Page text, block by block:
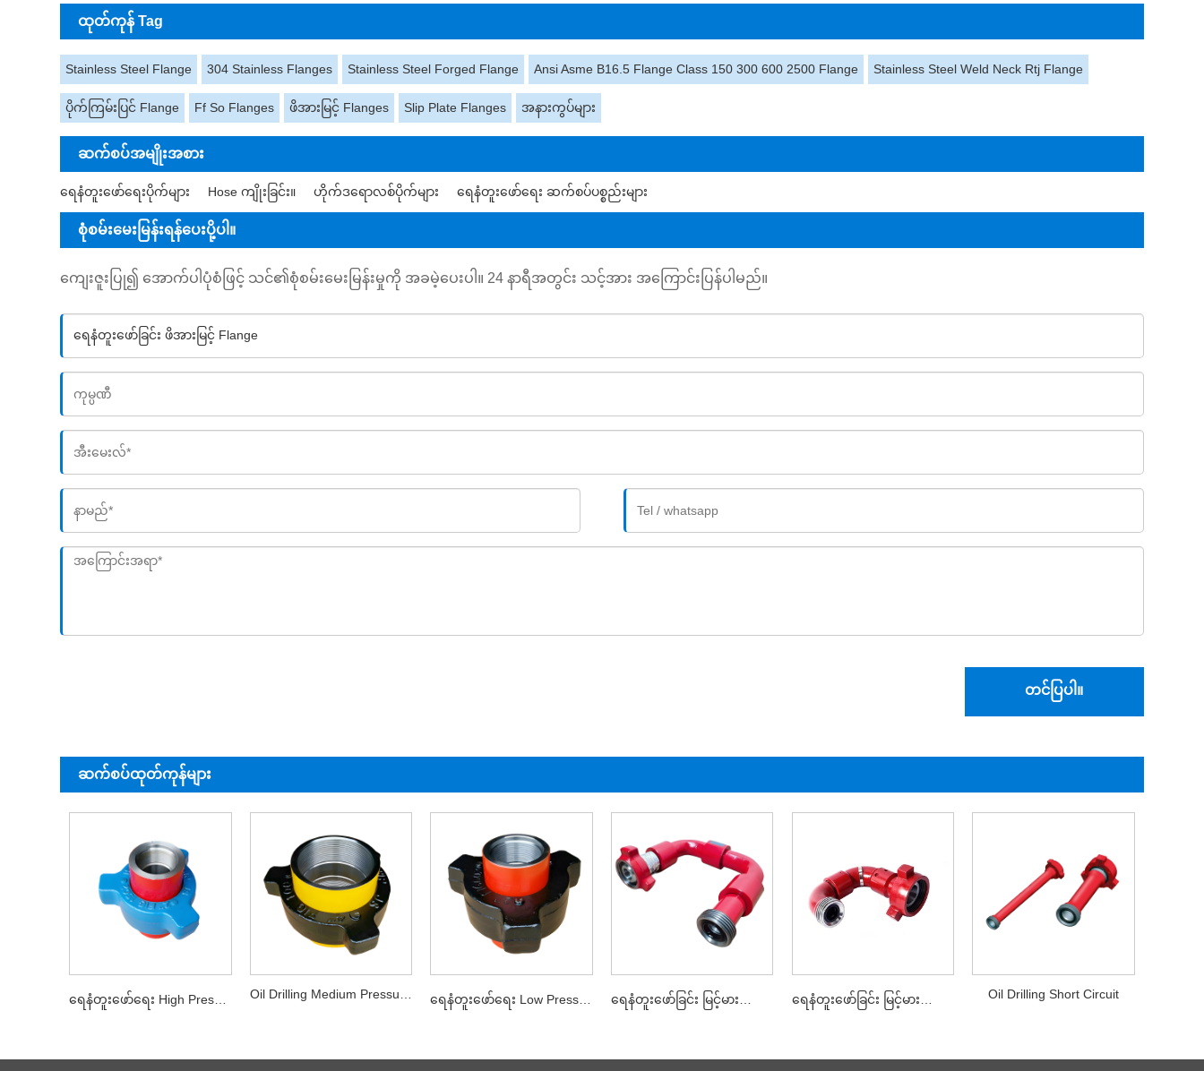
ထုတ်ကုန် Tag
Stainless Steel Flange 304 Stainless Flanges Stainless Steel Forged Flange Ansi Asme B16.5 Flange Class 150 300 600 2500 Flange Stainless Steel Weld Neck Rtj Flange
ပိုက်ကြမ်းပြင် Flange Ff So Flanges ဖိအားမြင့် Flanges Slip Plate Flanges အနားကွပ်များ
ဆက်စပ်အမျိုးအစား
ရေနံတူးဖော်ရေးပိုက်များ Hose ကျိုးခြင်း။ ဟိုက်ဒရောလစ်ပိုက်များ ရေနံတူးဖော်ရေး ဆက်စပ်ပစ္စည်းများ
စုံစမ်းမေးမြန်းရန်ပေးပို့ပါ။
ကျေးဇူးပြု၍ အောက်ပါပုံစံဖြင့် သင်၏စုံစမ်းမေးမြန်းမှုကို အခမဲ့ပေးပါ။ 24 နာရီအတွင်း သင့်အား အကြောင်းပြန်ပါမည်။
တင်ပြပါ။
ဆက်စပ်ထုတ်ကုန်များ
Oil Drilling Short Circuit